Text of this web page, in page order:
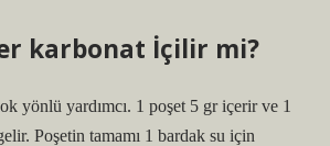
karbonat İçilir mi?
yönlü yardımcı. 1 poşet 5 gr içerir ve 1
Poşetin tamamı 1 bardak su için